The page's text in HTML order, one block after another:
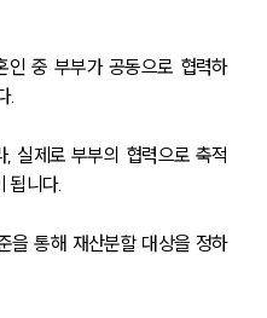
인 중 부부가 공동으로 협력하
.
실제로 부부의 협력으로 축적
됩니다.
을 통해 재산분할 대상을 정하